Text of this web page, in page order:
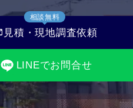
相談無料
見積・現地調査依頼
LINEでお問合せ